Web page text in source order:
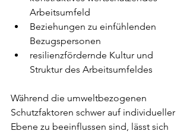
Arbeitsumfeld
Beziehungen zu einfühlenden
Bezugspersonen
resilienzfördernde Kultur und
Struktur des Arbeitsumfeldes
Während die umweltbezogenen
Schutzfaktoren schwer auf individueller
Ebene zu beeinflussen sind, lässt sich